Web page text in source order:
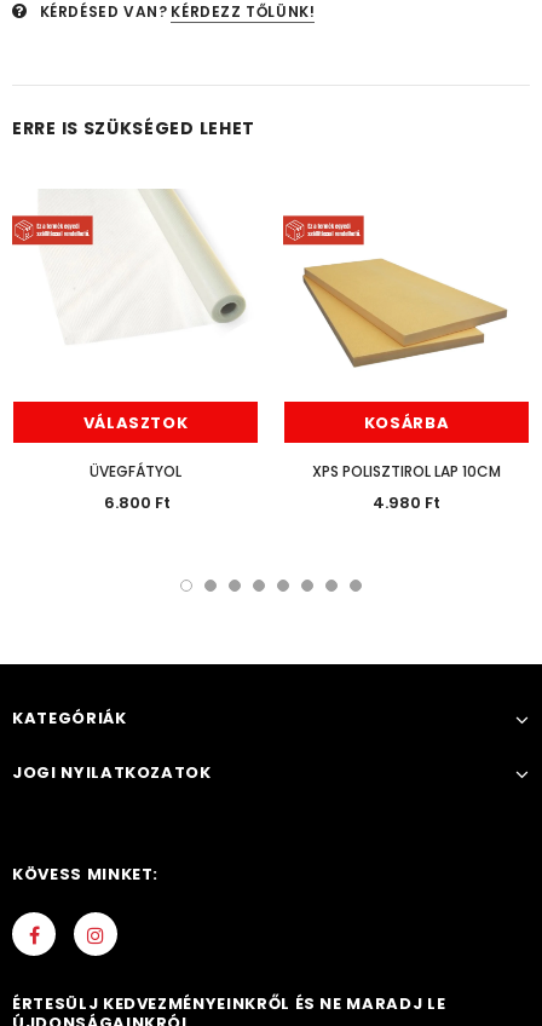
KÉRDÉSED VAN? KÉRDEZZ TŐLÜNK!
ERRE IS SZÜKSÉGED LEHET
VÁLASZTOK
ÜVEGFÁTYOL
6.800 Ft
KOSÁRBA
XPS POLISZTIROL LAP 10CM
4.980 Ft
KATEGÓRIÁK
JOGI NYILATKOZATOK
KÖVESS MINKET:
ÉRTESÜLJ KEDVEZMÉNYEINKRŐL ÉS NE MARADJ LE